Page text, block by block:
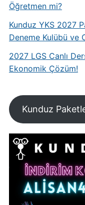
Öğretmen mi?
Kunduz YKS 2027
Deneme Kulübü ve
2027 LGS Canlı
Ekonomik Çözüm!
Kunduz